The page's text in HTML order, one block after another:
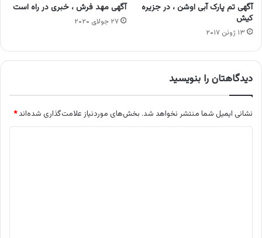
آگهی تم پارک آبی اوشن ، در جزیره
کیش
۱۳ ژوئن ۲۰۱۷
آگهی مهد فرش ، خبری در راه است
۲۷ جولای ۲۰۲۰
دیدگاهتان را بنویسید
نشانی ایمیل شما منتشر نخواهد شد. بخش‌های موردنیاز علامت‌گذاری شده‌اند*